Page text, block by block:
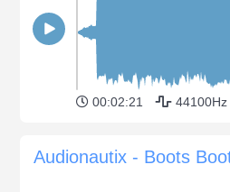
00:02:21 44100Hz
Audionautix - Boots